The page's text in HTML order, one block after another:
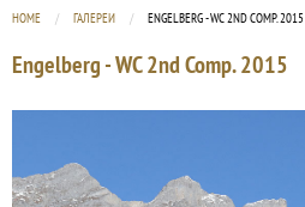
HOME ГАЛЕРЕИ CURRENT:
ENGELBERG - WC 2ND COMP. 2015
Engelberg - WC 2nd Comp. 2015